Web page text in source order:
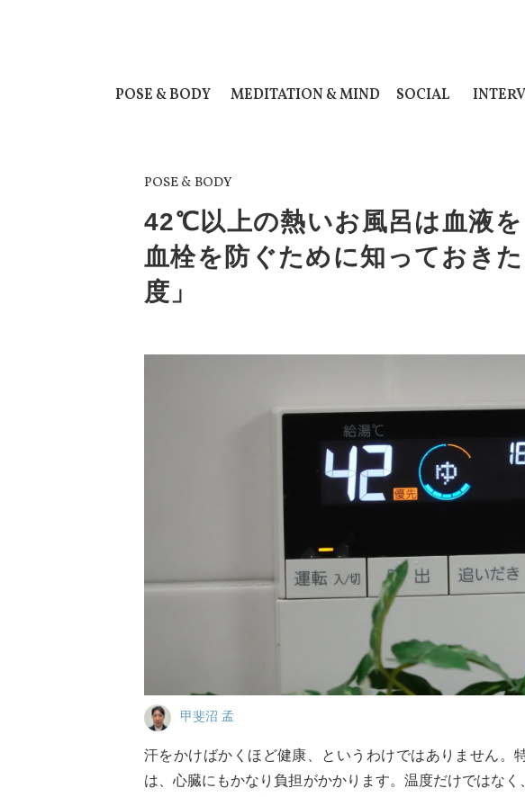
POSE & BODY MEDITATION & MIND SOCIAL
POSE & BODY
42℃以上の熱いお風呂は血液
血栓を防ぐために知っておき
度」
甲斐沼 孟
汗をかけばかくほど健康、というわけではありません。
は、心臓にもかなり負担がかかります。温度だけではな